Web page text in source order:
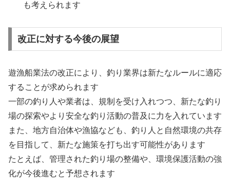
も考えられます
改正に対する今後の展望
遊漁船業法の改正により、釣り業界は新たなルールに適応
することが求められます
一部の釣り人や業者は、規制を受け入れつつ、新たな釣り
場の探索やより安全な釣り活動の普及に力を入れています
また、地方自治体や漁協なども、釣り人と自然環境の共存
を目指して、新たな施策を打ち出す可能性があります
たとえば、管理された釣り場の整備や、環境保護活動の強
化が今後進むと予想されます